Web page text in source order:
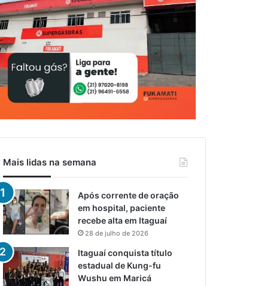
Mais lidas na semana
Após corrente de oração
em hospital, paciente
recebe alta em Itaguaí
28 de julho de 2026
Itaguaí conquista título
estadual de Kung-fu
Wushu em Maricá